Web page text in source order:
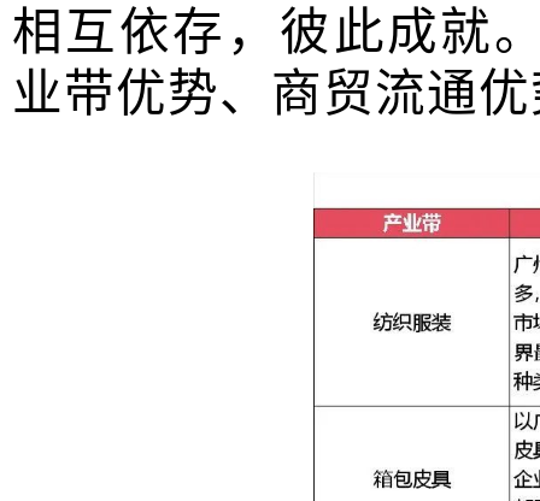
相互依存，彼此成就
业带优势、商贸流通